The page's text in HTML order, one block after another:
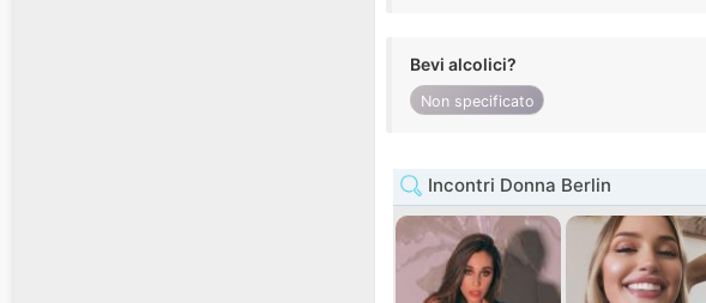
Bevi alcolici?
Non specificato
Incontri Donna Berlin